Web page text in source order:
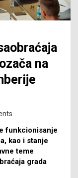
na
funkcionisanje
kao i stanje
teme
grada